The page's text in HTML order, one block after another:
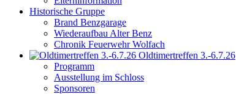
Historische Gruppe
Brand Benzgarage
Wiederaufbau Alter Benz
Chronik Feuerwehr Wolfach
Oldtimertreffen 3.-6.7.26
Programm
Ausstellung im Schloss
Sponsoren